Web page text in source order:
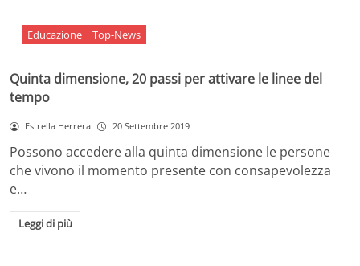
Educazione Top-News
Quinta dimensione, 20 passi per attivare le linee del
tempo
Estrella Herrera 20 Settembre 2019
Possono accedere alla quinta dimensione le persone
che vivono il momento presente con consapevolezza
e…
Leggi di più